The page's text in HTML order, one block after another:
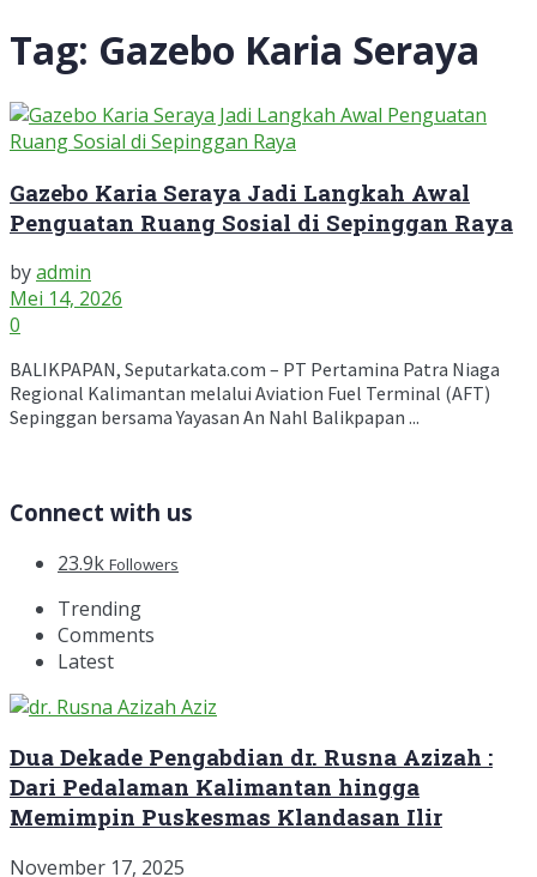
Tag: Gazebo Karia Seraya
Gazebo Karia Seraya Jadi Langkah Awal
Penguatan Ruang Sosial di Sepinggan Raya
byadmin
Mei 14, 2026
0
BALIKPAPAN, Seputarkata.com – PT Pertamina Patra Niaga
Regional Kalimantan melalui Aviation Fuel Terminal (AFT)
Sepinggan bersama Yayasan An Nahl Balikpapan ...
Connect with us
23.9k Followers
Trending
Comments
Latest
Dua Dekade Pengabdian dr. Rusna Azizah :
Dari Pedalaman Kalimantan hingga
Memimpin Puskesmas Klandasan Ilir
November 17, 2025